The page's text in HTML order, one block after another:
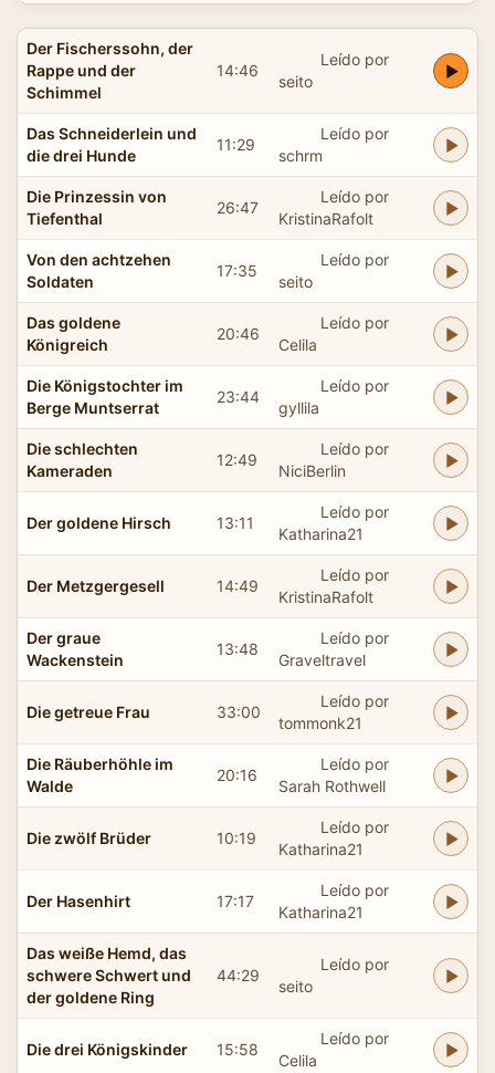
Der Fischerssohn, der
Rappe und der
Schimmel
14:46
Leído por
seito
Das Schneiderlein und
die drei Hunde
11:29
Leído por
schrm
Die Prinzessin von
Tiefenthal
26:47
Leído por
KristinaRafolt
Von den achtzehen
Soldaten
17:35
Leído por
seito
Das goldene
Königreich
20:46
Leído por
Celila
Die Königstochter im
Berge Muntserrat
23:44
Leído por
gyllila
Die schlechten
Kameraden
12:49
Leído por
NiciBerlin
Der goldene Hirsch 13:11
Leído por
Katharina21
Der Metzgergesell 14:49
Leído por
KristinaRafolt
Der graue
Wackenstein
13:48
Leído por
Graveltravel
Die getreue Frau 33:00
Leído por
tommonk21
Die Räuberhöhle im
Walde
20:16
Leído por
Sarah Rothwell
Die zwölf Brüder 10:19
Leído por
Katharina21
Der Hasenhirt 17:17
Leído por
Katharina21
Das weiße Hemd, das
schwere Schwert und
der goldene Ring
44:29
Leído por
seito
Die drei Königskinder 15:58
Leído por
Celila